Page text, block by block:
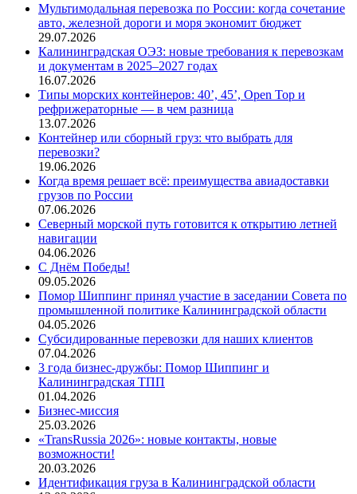
Мультимодальная перевозка по России: когда сочетание
авто, железной дороги и моря экономит бюджет
29.07.2026
Калининградская ОЭЗ: новые требования к перевозкам
и документам в 2025–2027 годах
16.07.2026
Типы морских контейнеров: 40’, 45’, Open Top и
рефрижераторные — в чем разница
13.07.2026
Контейнер или сборный груз: что выбрать для
перевозки?
19.06.2026
Когда время решает всё: преимущества авиадоставки
грузов по России
07.06.2026
Северный морской путь готовится к открытию летней
навигации
04.06.2026
С Днём Победы!
09.05.2026
Помор Шиппинг принял участие в заседании Совета по
промышленной политике Калининградской области
04.05.2026
Субсидированные перевозки для наших клиентов
07.04.2026
3 года бизнес-дружбы: Помор Шиппинг и
Калининградская ТПП
01.04.2026
Бизнес-миссия
25.03.2026
«TransRussia 2026»: новые контакты, новые
возможности!
20.03.2026
Идентификация груза в Калининградской области